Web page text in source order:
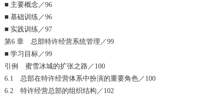
■ 主要概念／96
■ 基础训练／96
■ 实践训练／97
第6 章 总部特许经营系统管理／99
■ 学习目标／99
引例 蜜雪冰城的扩张之路／100
6.1 总部在特许经营体系中扮演的重要角色／100
6.2 特许经营总部的组织结构／102